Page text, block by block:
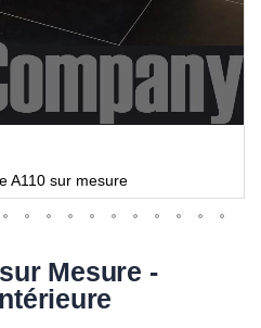
A110 sur mesure
Mesure -